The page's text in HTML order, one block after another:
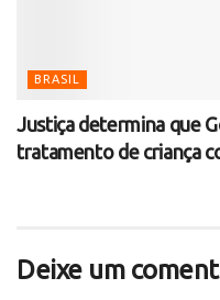
BRASIL
Justiça determina que
tratamento de criança
Deixe um